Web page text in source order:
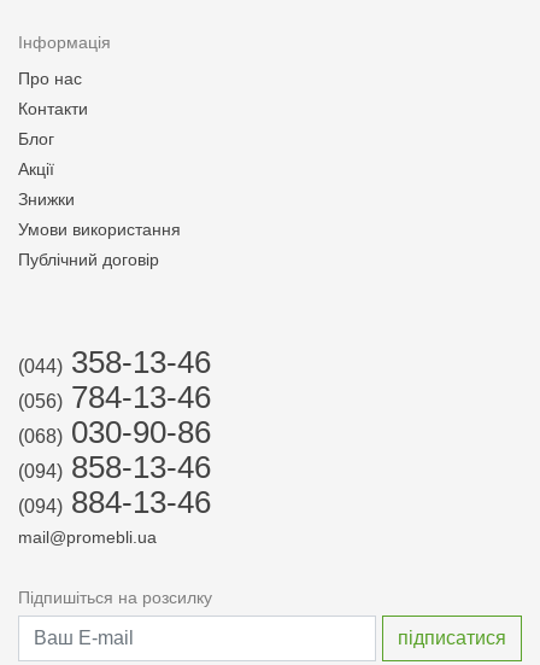
Інформація
Про нас
Контакти
Блог
Акції
Знижки
Умови використання
Публічний договір
(044) 358-13-46
(056) 784-13-46
(068) 030-90-86
(094) 858-13-46
(094) 884-13-46
mail@promebli.ua
Підпишіться на розсилку